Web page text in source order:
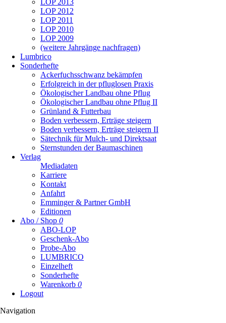
LOP 2013
LOP 2012
LOP 2011
LOP 2010
LOP 2009
(weitere Jahrgänge nachfragen)
Lumbrico
Sonderhefte
Ackerfuchsschwanz bekämpfen
Erfolgreich in der pfluglosen Praxis
Ökologischer Landbau ohne Pflug
Ökologischer Landbau ohne Pflug II
Grünland & Futterbau
Boden verbessern, Erträge steigern
Boden verbessern, Erträge steigern II
Sätechnik für Mulch- und Direktsaat
Sternstunden der Baumaschinen
Verlag
Mediadaten
Karriere
Kontakt
Anfahrt
Emminger & Partner GmbH
Editionen
Abo / Shop 0
ABO-LOP
Geschenk-Abo
Probe-Abo
LUMBRICO
Einzelheft
Sonderhefte
Warenkorb 0
Logout
Navigation